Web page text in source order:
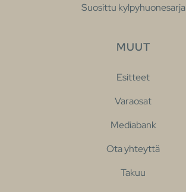
Suosittu kylpyhuonesarja
MUUT
Esitteet
Varaosat
Mediabank
Ota yhteyttä
Takuu